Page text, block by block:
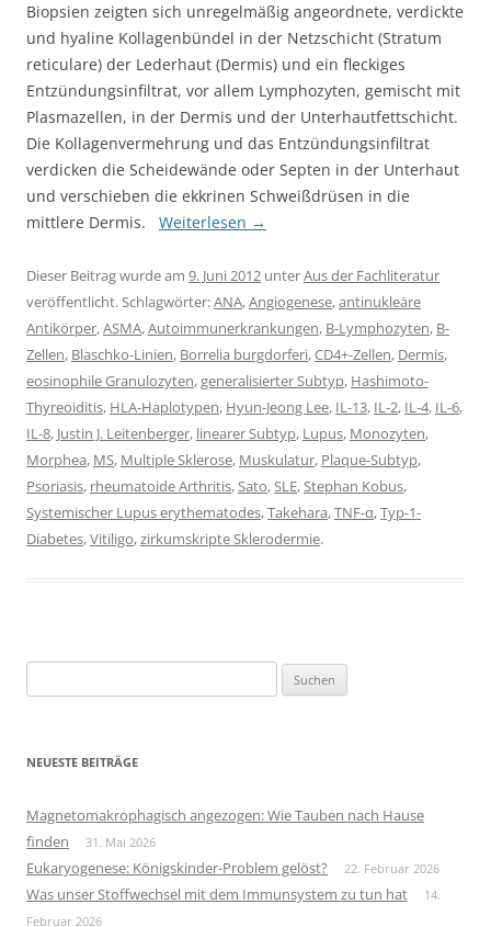
Biopsien zeigten sich unregelmäßig angeordnete, verdickte
und hyaline Kollagenbündel in der Netzschicht (Stratum
reticulare) der Lederhaut (Dermis) und ein fleckiges
Entzündungsinfiltrat, vor allem Lymphozyten, gemischt mit
Plasmazellen, in der Dermis und der Unterhautfettschicht.
Die Kollagenvermehrung und das Entzündungsinfiltrat
verdicken die Scheidewände oder Septen in der Unterhaut
und verschieben die ekkrinen Schweißdrüsen in die
mittlere Dermis. Weiterlesen →
Dieser Beitrag wurde am 9. Juni 2012 unterAus der Fachliteratur
veröffentlicht. Schlagwörter:ANA,Angiogenese,antinukleäre
Antikörper,ASMA,Autoimmunerkrankungen, B-Lymphozyten, B-
Zellen, Blaschko-Linien, Borrelia burgdorferi,CD4+-Zellen, Dermis,
eosinophile Granulozyten,generalisierter Subtyp, Hashimoto-
Thyreoiditis, HLA-Haplotypen, Hyun-Jeong Lee, IL-13, IL-2, IL-4, IL-6,
IL-8, Justin J. Leitenberger, linearer Subtyp, Lupus, Monozyten,
Morphea, MS, Multiple Sklerose, Muskulatur, Plaque-Subtyp,
Psoriasis, rheumatoide Arthritis,Sato,SLE,Stephan Kobus,
Systemischer Lupus erythematodes,Takehara,TNF-α,Typ-1-
Diabetes,Vitiligo,zirkumskripte Sklerodermie.
nach:
NEUESTE BEITRÄGE
Magnetomakrophagisch angezogen: Wie Tauben nach Hause
finden
31. Mai 2026
Eukaryogenese: Königskinder-Problem gelöst? 22. Februar 2026
Was unser Stoffwechsel mit dem Immunsystem zu tun hat
14.
Februar 2026